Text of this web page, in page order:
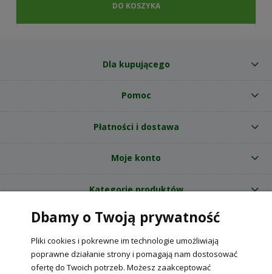
DO KOSZYKA
Dla kupującego
Pomoc
Płatności i dostawa
Moje konto
Kategorie produktów
O nas
Internetowy sklep ogrodniczy z nasionami RajOgrodnika.pl
NIP: 6090037061, REGON: 260240470 | Czarnca, ul. Tęczowa 31, 29-100
Dbamy o Twoją prywatność
Pliki cookies i pokrewne im technologie umożliwiają
poprawne działanie strony i pomagają nam dostosować
ofertę do Twoich potrzeb. Możesz zaakceptować